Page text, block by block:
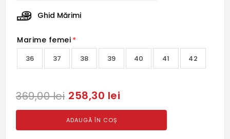
Ghid Mărimi
Marime femei *
36 37 38 39 40 41 42
369,00 lei 258,30 lei
ADAUGĂ ÎN COȘ